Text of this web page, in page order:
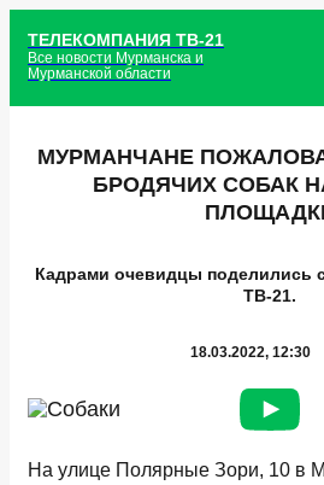
ТЕЛЕКОМПАНИЯ ТВ-21
Все новости Мурманска и
Мурманской области
МУРМАНЧАНЕ
БРОДЯЧИХ СОБАК
Кадрами очевидцы поделились
ТВ-21.
18.03.2022, 12:30
На улице Полярные Зори, 10 в